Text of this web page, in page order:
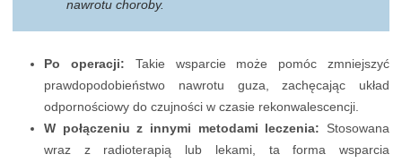
nawrotu choroby.
Po operacji: Takie wsparcie może pomóc zmniejszyć
prawdopodobieństwo nawrotu guza, zachęcając układ
odpornościowy do czujności w czasie rekonwalescencji.
W połączeniu z innymi metodami leczenia: Stosowana
wraz z radioterapią lub lekami, ta forma wsparcia